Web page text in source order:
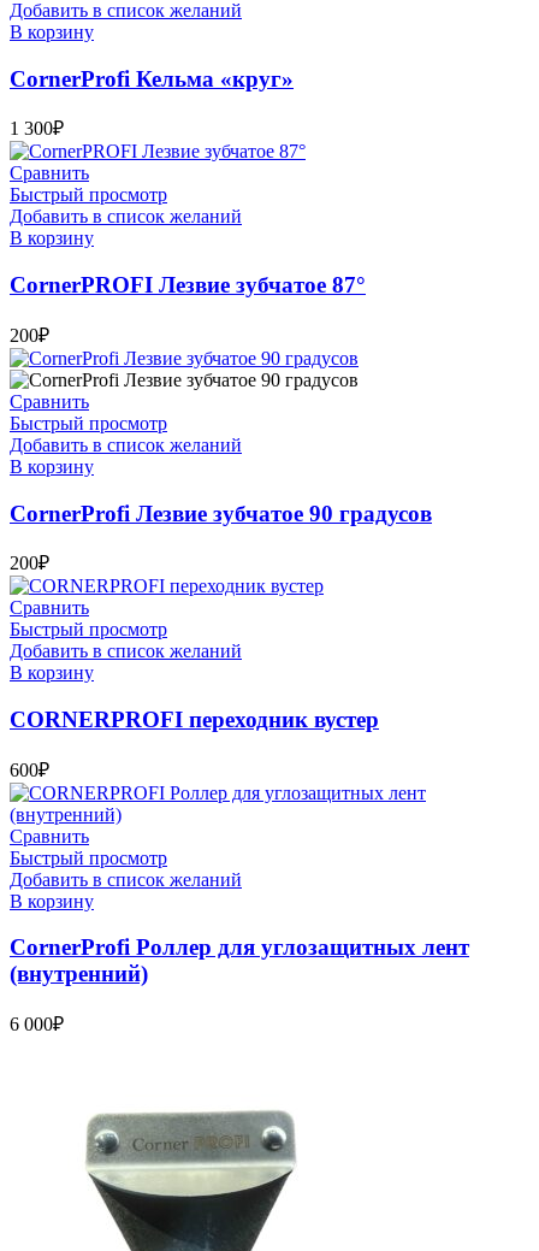
Добавить в список желаний
В корзину
CornerProfi Кельма «круг»
1 300₽
Сравнить
Быстрый просмотр
Добавить в список желаний
В корзину
CornerPROFI Лезвие зубчатое 87°
200₽
Сравнить
Быстрый просмотр
Добавить в список желаний
В корзину
CornerProfi Лезвие зубчатое 90 градусов
200₽
Сравнить
Быстрый просмотр
Добавить в список желаний
В корзину
CORNERPROFI переходник вустер
600₽
Сравнить
Быстрый просмотр
Добавить в список желаний
В корзину
CornerProfi Роллер для углозащитных лент
(внутренний)
6 000₽